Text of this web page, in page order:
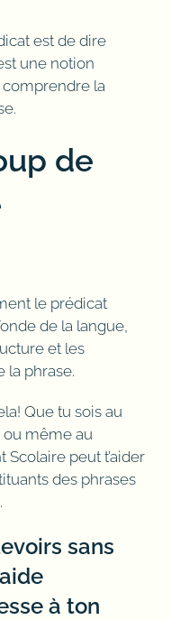
est de dire
une notion
la
de
le prédicat
de la langue,
et les
la phrase.
Que tu sois au
ou même au
peut t’aider
des phrases
sans
à ton